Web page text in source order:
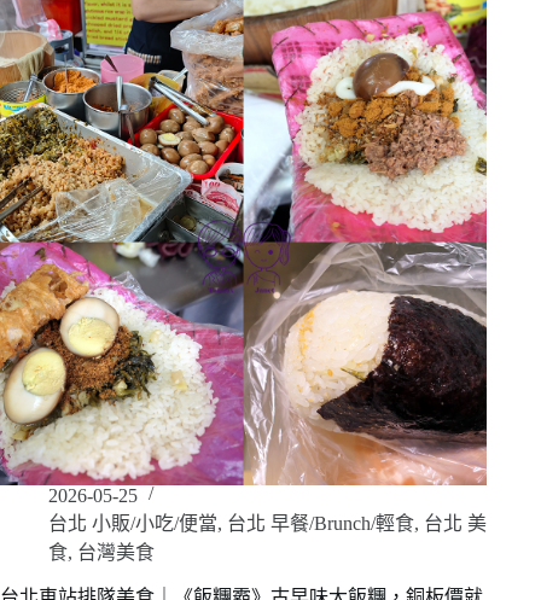
2026-05-25
台北 小販/小吃/便當, 台北 早餐/Brunch/輕食, 台北 美
食, 台灣美食